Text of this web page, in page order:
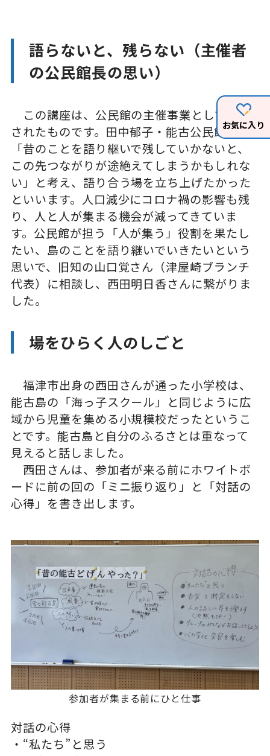
お気に入り
語らないと、残らない（主催者
の公民館長の思い）
この講座は、公民館の主催事業として企画
されたものです。田中郁子・能古公民館長は
「昔のことを語り継いで残していかないと、
この先つながりが途絶えてしまうかもしれな
い」と考え、語り合う場を立ち上げたかった
といいます。人口減少にコロナ禍の影響も残
り、人と人が集まる機会が減ってきていま
す。公民館が担う「人が集う」役割を果たし
たい、島のことを語り継いでいきたいという
思いで、旧知の山口覚さん（津屋崎ブランチ
代表）に相談し、西田明日香さんに繋がりま
した。
場をひらく人のしごと
福津市出身の西田さんが通った小学校は、
能古島の「海っ子スクール」と同じように広
域から児童を集める小規模校だったというこ
とです。能古島と自分のふるさとは重なって
見えると話しました。
西田さんは、参加者が来る前にホワイトボ
ードに前の回の「ミニ振り返り」と「対話の
心得」を書き出します。
参加者が集まる前にひと仕事
対話の心得
・“私たち”と思う